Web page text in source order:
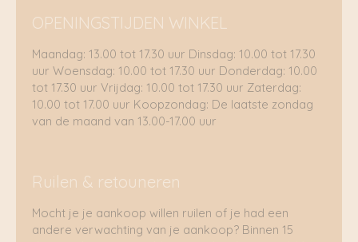
OPENINGSTIJDEN WINKEL
Maandag: 13.00 tot 17.30 uur Dinsdag: 10.00 tot 17.30
uur Woensdag: 10.00 tot 17.30 uur Donderdag: 10.00
tot 17.30 uur Vrijdag: 10.00 tot 17.30 uur Zaterdag:
10.00 tot 17.00 uur Koopzondag: De laatste zondag
van de maand van 13.00-17.00 uur
Ruilen & retouneren
Mocht je je aankoop willen ruilen of je had een
andere verwachting van je aankoop? Binnen 15